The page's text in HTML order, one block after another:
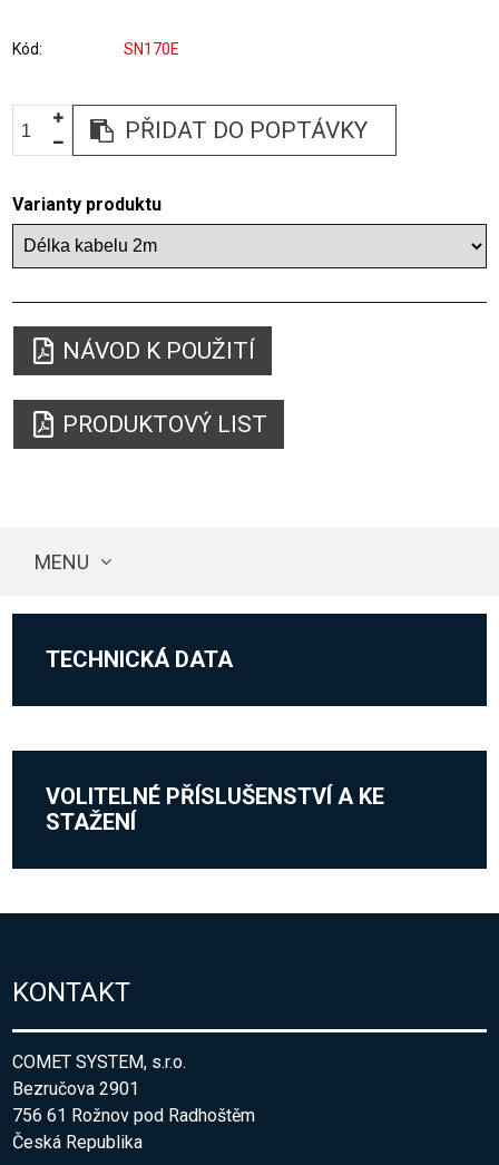
Kód SN170E
PŘIDAT DO POPTÁVKY
Varianty produktu
NÁVOD K POUŽITÍ
PRODUKTOVÝ LIST
MENU
TECHNICKÁ DATA
VOLITELNÉ PŘÍSLUŠENSTVÍ A KE
STAŽENÍ
KONTAKT
COMET SYSTEM, s.r.o.
Bezručova 2901
756 61 Rožnov pod Radhoštěm
Česká Republika